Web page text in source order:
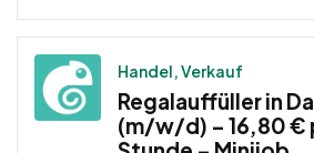
Handel, Verkauf
Regalauffüller in
(m/w/d) – 16,80 €